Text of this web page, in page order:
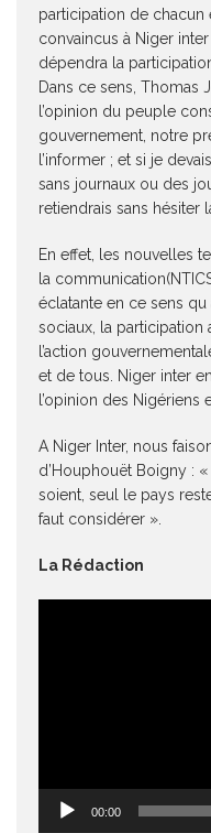
participation de
convaincus à Niger
dépendra la
Dans ce sens, Thomas
l’opinion du peuple
gouvernement, notre
l’informer ; et si je
sans journaux ou des
retiendrais sans hésiter
En effet, les nouvelles
la
éclatante en ce sens qu
sociaux, la
l’action
et de tous. Niger inter
l’opinion des Nigériens
A Niger Inter, nous
d’Houphouët Boigny :
soient, seul le pays
faut considérer ».
La Rédaction
00:00